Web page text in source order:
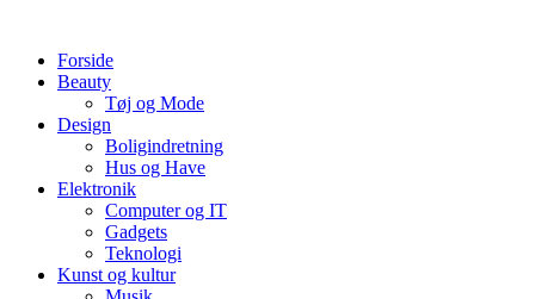
indholdForside
Beauty
Tøj og Mode
Design
Boligindretning
Hus og Have
Elektronik
Computer og IT
Gadgets
Teknologi
Kunst og kultur